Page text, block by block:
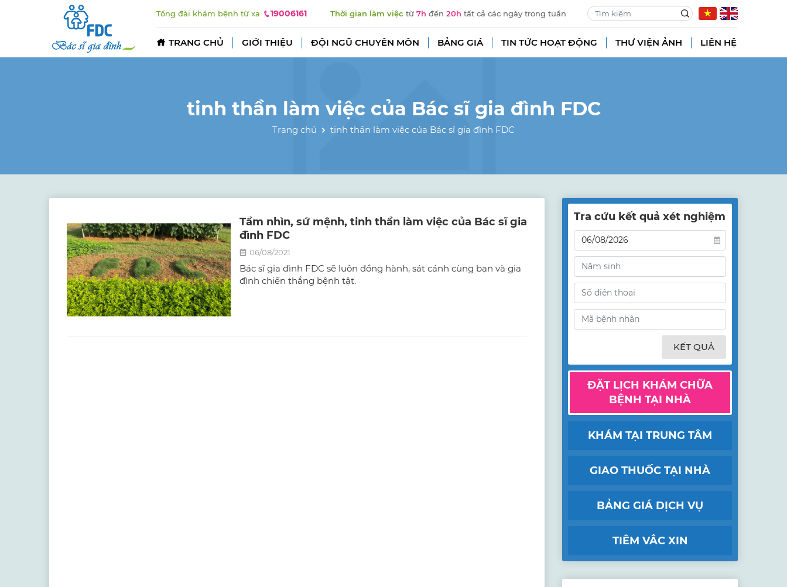
Tổng đài khám bệnh từ xa 19006161 Thời gian làm việc từ 7h đến 20h tất cả các ngày trong tuần
TRANG CHỦ GIỚI THIỆU ĐỘI NGŨ CHUYÊN MÔN BẢNG GIÁ TIN TỨC HOẠT ĐỘNG THƯ VIỆN ẢNH LIÊN HỆ
tinh thần làm việc của Bác sĩ gia đình FDC
Trang chủ tinh thần làm việc của Bác sĩ gia đình FDC
Tầm nhìn, sứ mệnh, tinh thần làm việc của Bác sĩ gia
đình FDC
06/08/2021
Bác sĩ gia đình FDC sẽ luôn đồng hành, sát cánh cùng bạn và gia
đình chiến thắng bệnh tật.
Tra cứu kết quả xét nghiệm
KẾT QUẢ
ĐẶT LỊCH KHÁM CHỮA
BỆNH TẠI NHÀ
KHÁM TẠI TRUNG TÂM
GIAO THUỐC TẠI NHÀ
BẢNG GIÁ DỊCH VỤ
TIÊM VẮC XIN